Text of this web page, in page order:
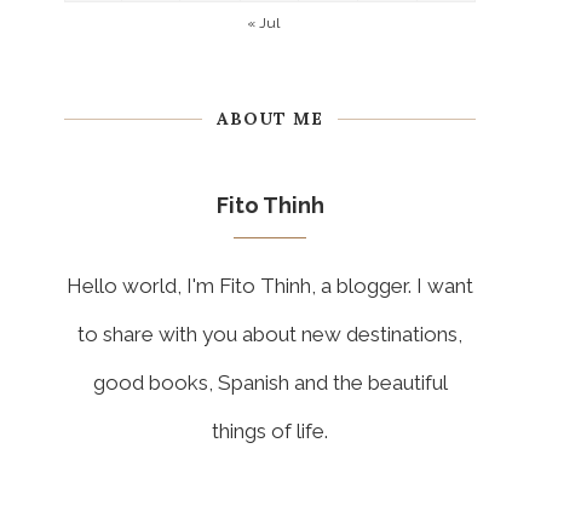
« Jul
ABOUT ME
Fito Thinh
Hello world, I'm Fito Thinh, a blogger. I want
to share with you about new destinations,
good books, Spanish and the beautiful
things of life.